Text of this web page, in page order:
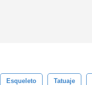
Esqueleto Tatuaje